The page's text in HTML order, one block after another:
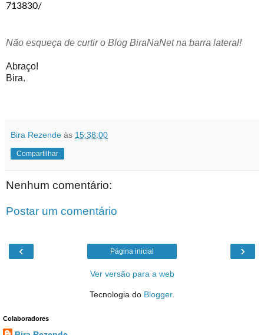
713830/
Não esqueça de curtir o Blog BiraNaNet na barra lateral!
Abraço!
Bira.
Bira Rezende às 15:38:00
Compartilhar
Nenhum comentário:
Postar um comentário
‹ ›
Página inicial
Ver versão para a web
Tecnologia do Blogger.
Colaboradores